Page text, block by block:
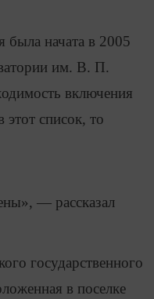
была начата в 2005
им. В. П.
включения
список, то
— рассказал
государственного
в поселке